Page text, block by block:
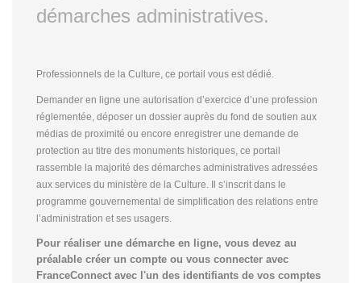
démarches administratives.
Professionnels de la Culture, ce portail vous est dédié.
Demander en ligne une autorisation d’exercice d’une profession
réglementée, déposer un dossier auprès du fond de soutien aux
médias de proximité ou encore enregistrer une demande de
protection au titre des monuments historiques, ce portail
rassemble la majorité des démarches administratives adressées
aux services du ministère de la Culture. Il s’inscrit dans le
programme gouvernemental de simplification des relations entre
l’administration et ses usagers.
Pour réaliser une démarche en ligne, vous devez au
préalable créer un compte ou vous connecter avec
FranceConnect avec l'un des identifiants de vos comptes